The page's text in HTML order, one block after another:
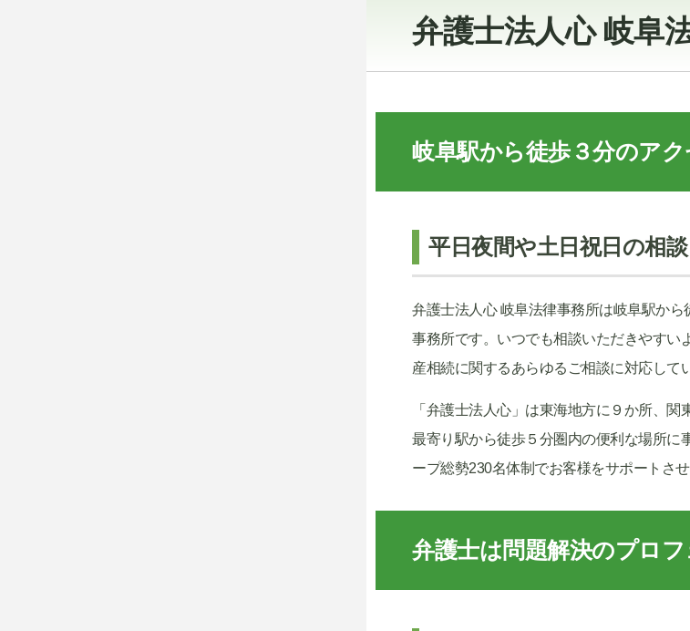
弁護士法人心 岐阜
岐阜駅から徒歩３分のア
平日夜間や土日祝日の相
弁護士法人心 岐阜法律事務所は岐阜駅か
事務所です。いつでも相談いただきやすい
産相続に関するあらゆるご相談に対応して
「弁護士法人心」は東海地方に９か所、
最寄り駅から徒歩５分圏内の便利な場所に
ープ総勢230名体制でお客様をサポートさ
弁護士は問題解決のプロ